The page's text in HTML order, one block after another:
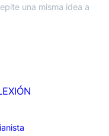
una misma idea a